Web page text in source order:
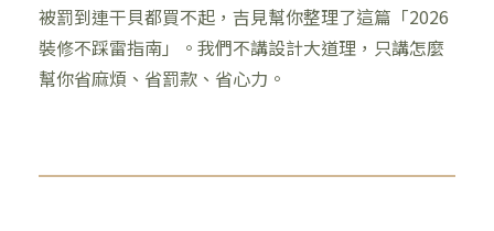
被罰到連干貝都買不起，吉見幫你整理了這篇「2026
裝修不踩雷指南」。我們不講設計大道理，只講怎麼
幫你省麻煩、省罰款、省心力。